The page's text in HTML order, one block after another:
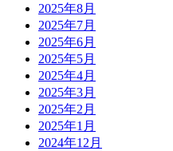
2025年8月
2025年7月
2025年6月
2025年5月
2025年4月
2025年3月
2025年2月
2025年1月
2024年12月